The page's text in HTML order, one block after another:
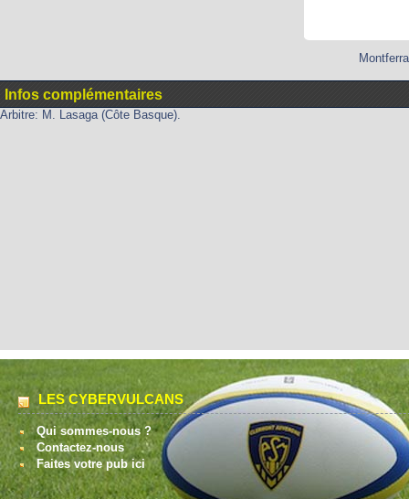
Infos complémentaires
Arbitre: M. Lasaga (Côte Basque).
LES CYBERVULCANS
Qui sommes-nous ?
Contactez-nous
Faites votre pub ici